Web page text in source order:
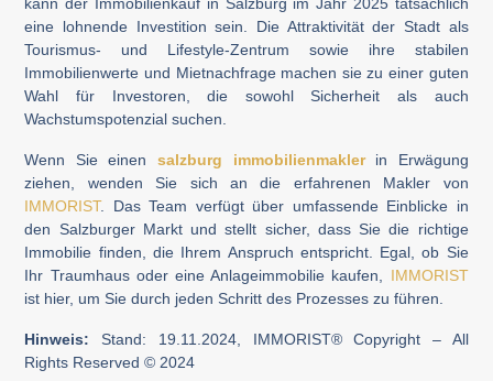
eine lohnende Investition sein. Die Attraktivität der Stadt als
Tourismus- und Lifestyle-Zentrum sowie ihre stabilen
Immobilienwerte und Mietnachfrage machen sie zu einer guten
Wahl für Investoren, die sowohl Sicherheit als auch
Wachstumspotenzial suchen.
Wenn Sie einen salzburg immobilienmaklerin Erwägung
ziehen, wenden Sie sich an die erfahrenen Makler von
IMMORIST. Das Team verfügt über umfassende Einblicke in
den Salzburger Markt und stellt sicher, dass Sie die richtige
Immobilie finden, die Ihrem Anspruch entspricht. Egal, ob Sie
Ihr Traumhaus oder eine Anlageimmobilie kaufen, IMMORIST
ist hier, um Sie durch jeden Schritt des Prozesses zu führen.
Hinweis: Stand: 19.11.2024, IMMORIST® Copyright – All
Rights Reserved © 2024